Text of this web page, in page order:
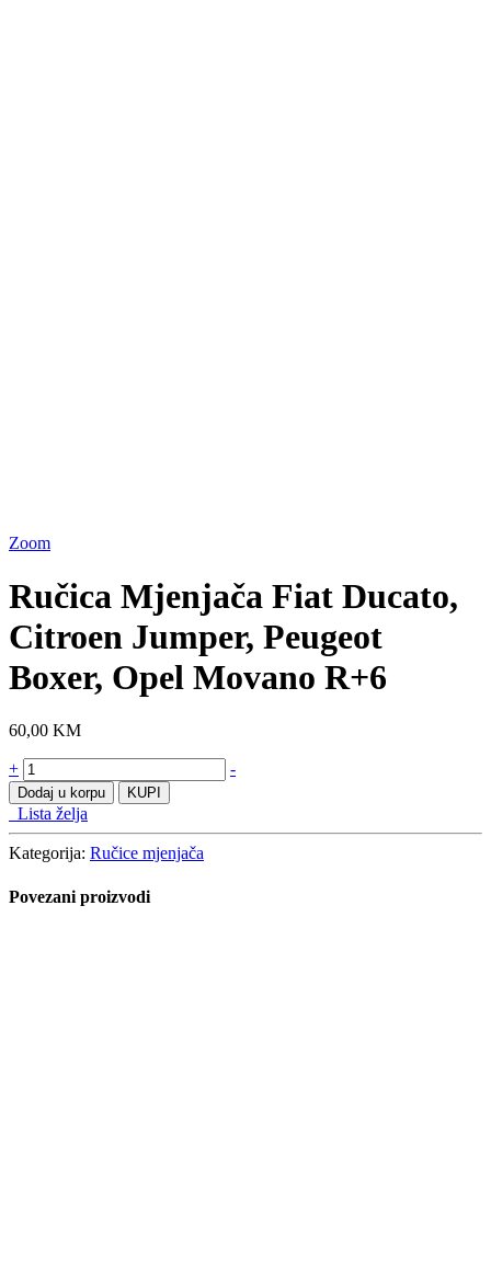
Zoom
Ručica Mjenjača Fiat Ducato,
Citroen Jumper, Peugeot
Boxer, Opel Movano R+6
60,00 KM
Ručica
Mjenjača
Fiat
Ducato,
Citroen
Jumper,
Boxer,
+ -
Dodaj u korpu KUPI
Lista želja
Kategorija: Ručice mjenjača
Povezani proizvodi